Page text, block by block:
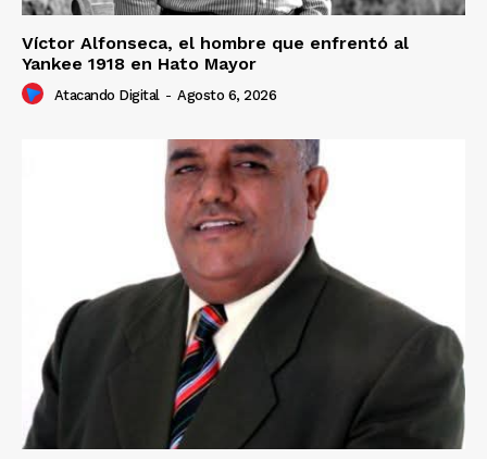
Víctor Alfonseca, el hombre que enfrentó al
Yankee 1918 en Hato Mayor
Atacando Digital - Agosto 6, 2026